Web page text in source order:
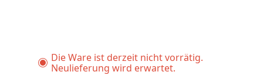
Die Ware ist derzeit nicht vorrätig.
Neulieferung wird erwartet.